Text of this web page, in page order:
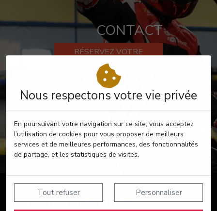
Nous respectons votre vie privée
En poursuivant votre navigation sur ce site, vous acceptez
l’utilisation de cookies pour vous proposer de meilleurs
services et de meilleures performances, des fonctionnalités
de partage, et les statistiques de visites.
Tout refuser Personnaliser
CONTACT
RÉSERVEZ VOTRE
PASSAGE
Suivez nos actualités